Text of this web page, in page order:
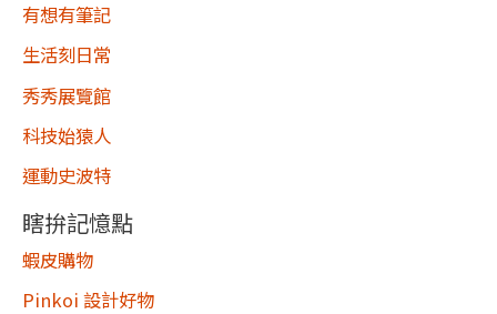
有想有筆記
生活刻日常
秀秀展覽館
科技始猿人
運動史波特
瞎拚記憶點
蝦皮購物
Pinkoi 設計好物